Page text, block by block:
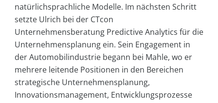
natürlichsprachliche Modelle. Im nächsten Schritt
setzte Ulrich bei der CTcon
Unternehmensberatung Predictive Analytics für die
Unternehmensplanung ein. Sein Engagement in
der Automobilindustrie begann bei Mahle, wo er
mehrere leitende Positionen in den Bereichen
strategische Unternehmensplanung,
Innovationsmanagement, Entwicklungsprozesse